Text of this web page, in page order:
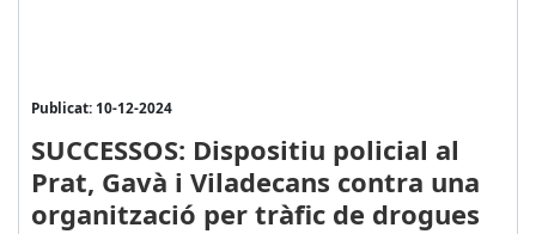
Publicat: 10-12-2024
SUCCESSOS: Dispositiu policial al
Prat, Gavà i Viladecans contra una
organització per tràfic de drogues